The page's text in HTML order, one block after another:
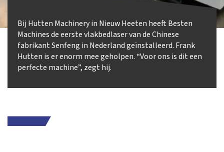
Bij Hutten Machinery in Nieuw Heeten heeft Besten
Machines de eerste vlakbedlaser van de Chinese
fabrikant Senfeng in Nederland geïnstalleerd. Frank
Hutten is er enorm mee geholpen. “Voor ons is dit een
perfecte machine”, zegt hij.